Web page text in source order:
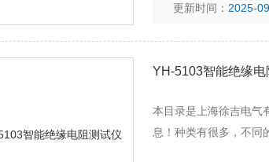
更新时间： 2025-
YH-5103智能绝缘电
本目录是上海徐吉电气
息！种类有很多，不同